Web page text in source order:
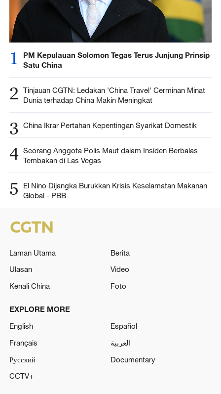
1
PM Kepulauan Solomon Tegas Terus Junjung Prinsip
Satu China
2 Tinjauan CGTN: Ledakan 'China Travel' Cerminan Minat
Dunia terhadap China Makin Meningkat
3 China Ikrar Pertahan Kepentingan Syarikat Domestik
4 Seorang Anggota Polis Maut dalam Insiden Berbalas
Tembakan di Las Vegas
5
El Nino Dijangka Burukkan Krisis Keselamatan Makanan
Global - PBB
Laman Utama
Berita
Ulasan
Video
Kenali China
Foto
EXPLORE MORE
English
Español
Français
العربية
Русский
Documentary
CCTV+